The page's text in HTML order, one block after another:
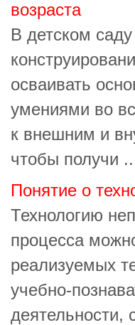
возраста
В детском
осваивать
умениями во
к внешним и
чтобы получи
Понятие о
Технологию
процесса
реализуемых
учебно-
деятельности,